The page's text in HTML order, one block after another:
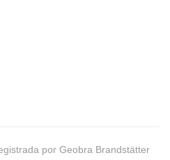
por Geobra Brandstätter